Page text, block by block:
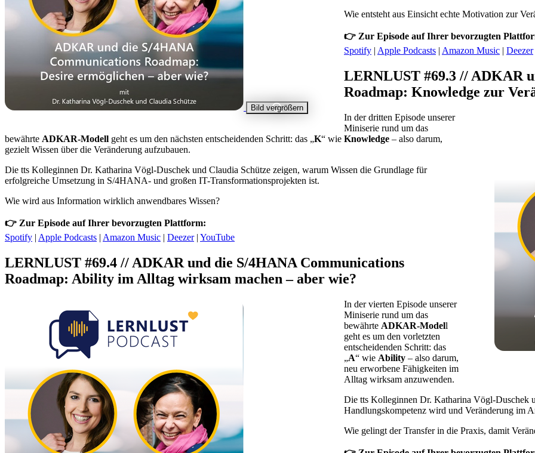
Bild vergrößern
Wie entsteht aus Einsicht echte Motivation zur
👉 Zur Episode auf Ihrer bevorzugten
Spotify | Apple Podcasts | Amazon Music | Deezer
LERNLUST #69.3 // ADKAR
Roadmap: Knowledge zur
In der dritten Episode unserer
Miniserie rund um das
bewährte ADKAR-Modell geht es um den nächsten entscheidenden Schritt: das „K“ wie Knowledge – also darum,
gezielt Wissen über die Veränderung aufzubauen.
Die tts Kolleginnen Dr. Katharina Vögl-Duschek und Claudia Schütze zeigen, warum Wissen die Grundlage für
erfolgreiche Umsetzung in S/4HANA- und großen IT-Transformationsprojekten ist.
Wie wird aus Information wirklich anwendbares Wissen?
👉 Zur Episode auf Ihrer bevorzugten Plattform:
Spotify | Apple Podcasts | Amazon Music | Deezer| YouTube
LERNLUST #69.4 // ADKAR und die S/4HANA Communications
Roadmap: Ability im Alltag wirksam machen – aber wie?
In der vierten Episode unserer
Miniserie rund um das
bewährte ADKAR-Modell
geht es um den vorletzten
entscheidenden Schritt: das
„A“ wie Ability – also darum,
neu erworbene Fähigkeiten im
Alltag wirksam anzuwenden.
Die tts Kolleginnen Dr. Katharina Vögl-Duschek
Handlungskompetenz wird und Veränderung im
Wie gelingt der Transfer in die Praxis, damit